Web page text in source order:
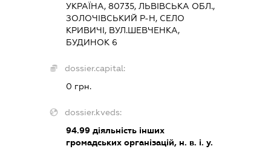
УКРАЇНА, 80735, ЛЬВІВСЬКА ОБЛ.,
ЗОЛОЧІВСЬКИЙ Р-Н, СЕЛО
КРИВИЧІ, ВУЛ.ШЕВЧЕНКА,
БУДИНОК 6
dossier.capital:
0 грн.
dossier.kveds:
94.99діяльність інших
громадських організацій, н. в. і. у.